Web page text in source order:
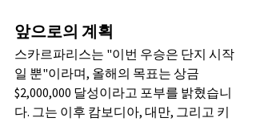
앞으로의 계획
스카르파리스는 "이번 우승은 단지 시작
일 뿐"이라며, 올해의 목표는 상금
$2,000,000 달성이라고 포부를 밝혔습니
다. 그는 이후 캄보디아, 대만, 그리고 키